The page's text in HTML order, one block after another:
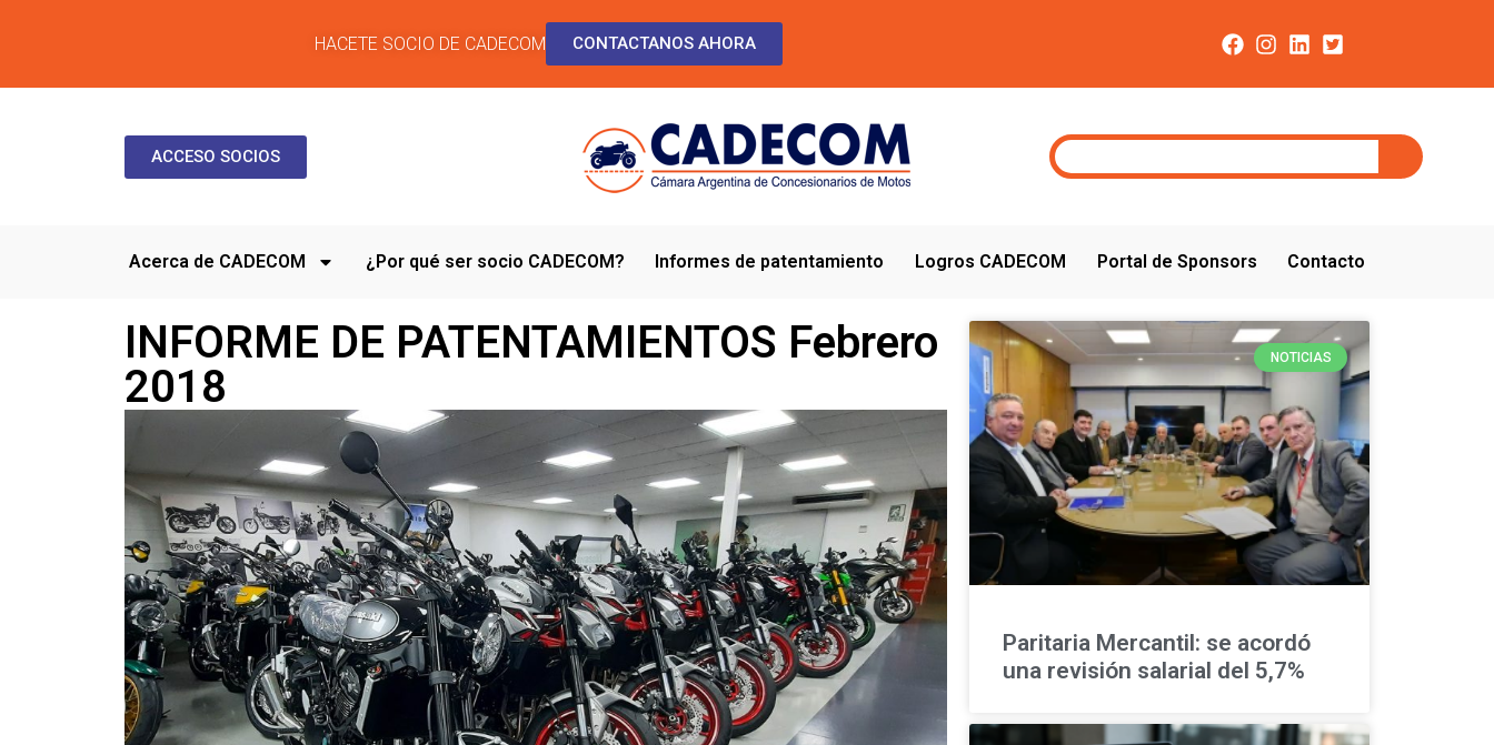
HACETE SOCIO DE CADECOM CONTACTANOS AHORA
ACCESO SOCIOS
Acerca de CADECOM ¿Por qué ser socio CADECOM? Informes de patentamiento Logros CADECOM Portal de Sponsors Contacto
INFORME DE PATENTAMIENTOS Febrero
2018
NOTICIAS
Paritaria Mercantil: se acordó
una revisión salarial del 5,7%